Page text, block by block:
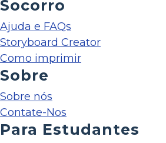
Socorro
Ajuda e FAQs
Storyboard Creator
Como imprimir
Sobre
Sobre nós
Contate-Nos
Para Estudantes